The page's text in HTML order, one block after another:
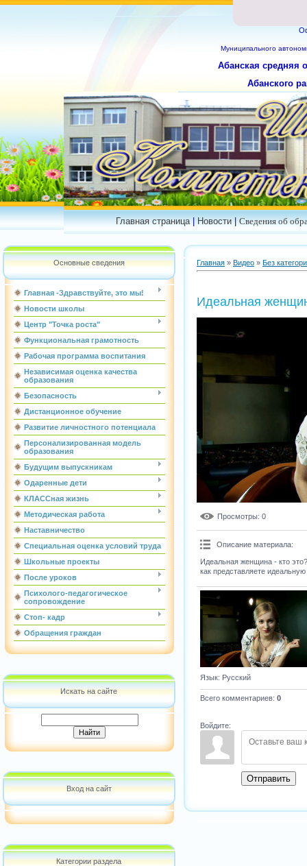
Муниципального
Абанская средняя
Абанского
Главная страница|Новости|Сведения об
Основные сведения
Главная -Здравствуйте, это мы!
Новости школы
Центр "Точка роста"
Функциональная грамотность
Рабочая программа воспитания
Независимая оценка качества
образования
Безопасность
Дистанционное обучение
Развитие личностного потенциала
Персонализированная модель
образования
Будущим выпускникам
Одаренные дети
КЛАССная жизнь
Методическая работа
Наставничество
Специальная оценка условий труда
Школьные проекты
После уроков
Психолого-педагогическое
сопровождение
Стоп- кадр
Обращения граждан
Искать на сайте
Вход на сайт
Категории раздела
Главная » Видео » Без
Идеальная
Просмотры: 0
Описание материала:
Идеальная женщина - кто
как представляете
Язык: Русский
Всего комментариев: 0
Войдите:
Отправить